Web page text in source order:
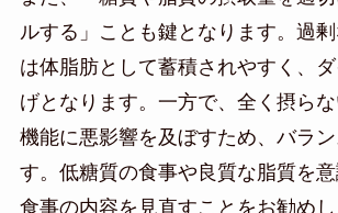
ルする」ことも鍵となります。過
は体脂肪として蓄積されやすく、
げとなります。一方で、全く摂ら
機能に悪影響を及ぼすため、バラ
す。低糖質の食事や良質な脂質を意
食事の内容を見直すことをお勧めし